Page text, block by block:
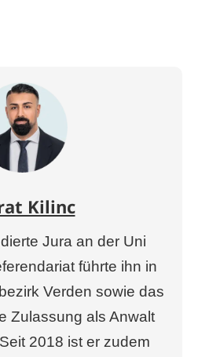
Kilinc
Jura an der Uni
führte ihn in
Verden sowie das
Zulassung als Anwalt
2018 ist er zudem